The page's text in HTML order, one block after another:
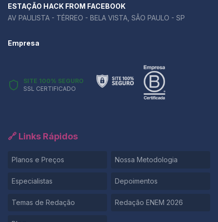
argumento central da redação e usá-las para
aprofundar a discussão. Se você ainda tem dúvidas
sobre como aplicar um repertório de forma produtiva,
testar sua redação e receber um feedback detalhado
ESTAÇÃO HACK FROM FACEBOOK
AV PAULISTA - TÉRREO - BELA VISTA, SÃO PAULO - SP
Empresa
SITE 100% SEGURO
SSL CERTIFICADO
🔗 Links Rápidos
Planos e Preços Nossa Metodologia
Especialistas Depoimentos
Temas de Redação Redação ENEM 2026